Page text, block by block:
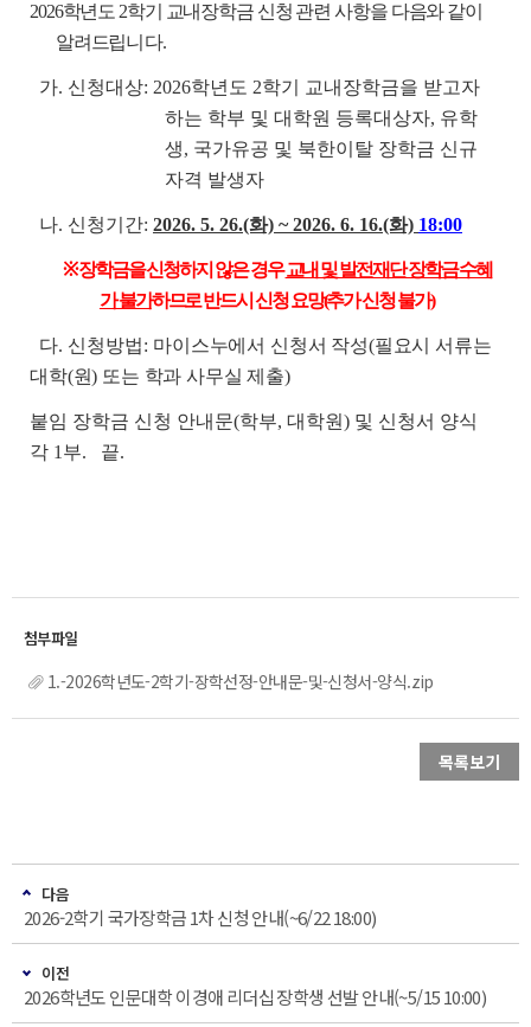
2026학년도 2학기 교내장학금 신청 관련 사항을 다음와 같이
알려드립니다.
가. 신청대상: 2026학년도 2학기 교내장학금을 받고자
하는 학부 및 대학원 등록대상자, 유학
생, 국가유공 및 북한이탈 장학금 신규
자격 발생자
나. 신청기간: 2026. 5. 26.(화) ~ 2026. 6. 16.(화) 18:00
※ 장학금을 신청하지 않은 경우교내 및 발전재단 장학금 수혜
가 불가하므로 반드시 신청 요망(추가 신청 불가)
다. 신청방법: 마이스누에서 신청서 작성(필요시 서류는
대학(원) 또는 학과 사무실 제출)
붙임 장학금 신청 안내문(학부, 대학원) 및 신청서 양식
각 1부.
끝.
1.-2026학년도-2학기-장학선정-안내문-및-신청서-양식.zip
목록보기
다음
2026-2학기 국가장학금 1차 신청 안내(~6/22 18:00)
이전
2026학년도 인문대학 이경애 리더십 장학생 선발 안내(~5/15 10:00)